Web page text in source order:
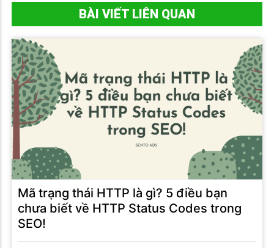
BÀI VIẾT LIÊN QUAN
Mã trạng thái HTTP là gì? 5 điều bạn
chưa biết về HTTP Status Codes trong
SEO!